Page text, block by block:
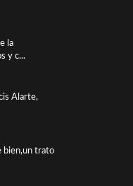
la
y c...
Alarte,
bien,un trato